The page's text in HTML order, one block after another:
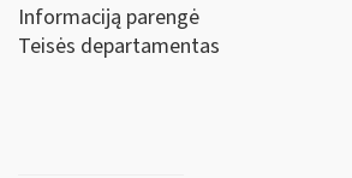
Informaciją parengė
Teisės departamentas